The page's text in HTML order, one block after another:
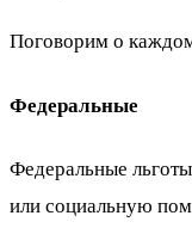
Поговорим о
Федеральные
Федеральные
или социальную